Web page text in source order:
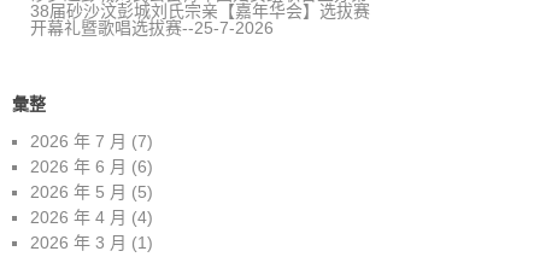
38届砂沙汶彭城刘氏宗亲【嘉年华会】选拔赛
开幕礼暨歌唱选拔赛--25-7-2026
彙整
2026 年 7 月 (7)
2026 年 6 月 (6)
2026 年 5 月 (5)
2026 年 4 月 (4)
2026 年 3 月 (1)